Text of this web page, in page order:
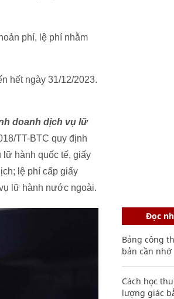
phí, lệ phí nhằm
hết ngày 31/12/2023.
doanh dịch vụ lữ
TT-BTC quy định
lữ hành quốc tế, giấy
lệ phí cấp giấy
lữ hành nước ngoài.
Đọc
Bảng công
bản cần nhớ
Cách học
lượng giác